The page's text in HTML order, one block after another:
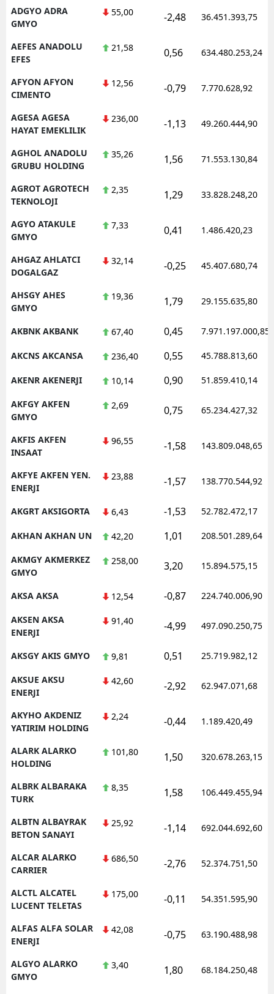
ADGYO ADRA
GMYO
55,00 -2,48 36.451.393,75
AEFES ANADOLU
EFES
21,58 0,56 634.480.253,24
AFYON AFYON
CIMENTO
12,56 -0,79 7.770.628,92
AGESA AGESA
HAYAT EMEKLILIK
236,00 -1,13 49.260.444,90
AGHOL ANADOLU
GRUBU HOLDING
35,26 1,56 71.553.130,84
AGROT AGROTECH
TEKNOLOJI
2,35 1,29 33.828.248,20
AGYO ATAKULE
GMYO
7,33 0,41 1.486.420,23
AHGAZ AHLATCI
DOGALGAZ
32,14 -0,25 45.407.680,74
AHSGY AHES
GMYO
19,36 1,79 29.155.635,80
AKBNK AKBANK 67,40 0,45 7.971.197.000,85
AKCNS AKCANSA 236,40 0,55 45.788.813,60
AKENR AKENERJI 10,14 0,90 51.859.410,14
AKFGY AKFEN
GMYO
2,69 0,75 65.234.427,32
AKFIS AKFEN
INSAAT
96,55 -1,58 143.809.048,65
AKFYE AKFEN YEN.
ENERJI
23,88 -1,57 138.770.544,92
AKGRT AKSIGORTA 6,43 -1,53 52.782.472,17
AKHAN AKHAN UN 42,20 1,01 208.501.289,64
AKMGY AKMERKEZ
GMYO
258,00 3,20 15.894.575,15
AKSA AKSA 12,54 -0,87 224.740.006,90
AKSEN AKSA
ENERJI
91,40 -4,99 497.090.250,75
AKSGY AKIS GMYO 9,81 0,51 25.719.982,12
AKSUE AKSU
ENERJI
42,60 -2,92 62.947.071,68
AKYHO AKDENIZ
YATIRIM HOLDING
2,24 -0,44 1.189.420,49
ALARK ALARKO
HOLDING
101,80 1,50 320.678.263,15
ALBRK ALBARAKA
TURK
8,35 1,58 106.449.455,94
ALBTN ALBAYRAK
BETON SANAYI
25,92 -1,14 692.044.692,60
ALCAR ALARKO
CARRIER
686,50 -2,76 52.374.751,50
ALCTL ALCATEL
LUCENT TELETAS
175,00 -0,11 54.351.595,90
ALFAS ALFA SOLAR
ENERJI
42,08 -0,75 63.190.488,98
ALGYO ALARKO
GMYO
3,40 1,80 68.184.250,48